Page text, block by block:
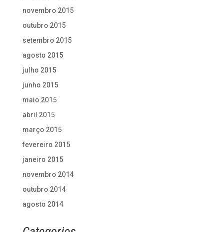
novembro 2015
outubro 2015
setembro 2015
agosto 2015
julho 2015
junho 2015
maio 2015
abril 2015
março 2015
fevereiro 2015
janeiro 2015
novembro 2014
outubro 2014
agosto 2014